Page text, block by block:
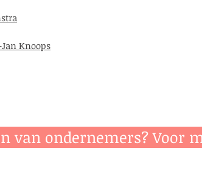
Knoops
van ondernemers? Voor